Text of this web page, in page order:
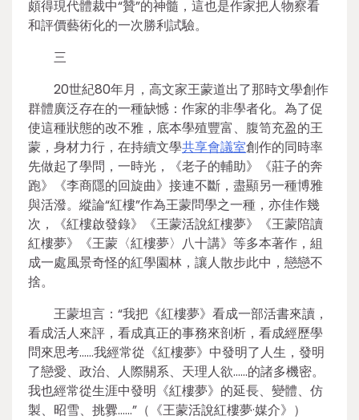
頗得現代體裁中“贊”的神髓，這也是作家把人物察看
和評價藝術化的一次勝利試驗。
三
20世紀80年月，高文家王蒙道出了那時文學創作
群體廣泛存在的一種缺憾：作家的非學者化。為了促
使這種狀態的改不雅，底本學殖豐富、腹笥充盈的王
蒙，身材力行，在持續文學共享會議室創作的同時率
先做起了學問，一時光，《老子的輔助》《莊子的奔
跑》《李商隱的回旋曲》接連不斷，盡顯另一種博雅
與活潑。縱論“紅樓”作為王蒙問學之一種，亦佳作幾
次，《紅樓啟發錄》《王蒙活說紅樓夢》《王蒙陪讀
紅樓夢》《王蒙〈紅樓夢〉八十講》等多本著作，組
成一處風景奇怪的紅學園林，讓人散步此中，戀戀不
捨。
王蒙坦言：“我把《紅樓夢》看成一部活書來讀，
看成活人來評，看成真正的事務來剖析，看成經歷學
問來思考……我經常從《紅樓夢》中發明了人生，發明
了戀愛、政治、人際關系、天理人欲……的諸多機密。
我也經常從生涯中發明《紅樓夢》的延長、變體、仿
製、昭雪、挑釁……”（《王蒙活說紅樓夢·媒介》）